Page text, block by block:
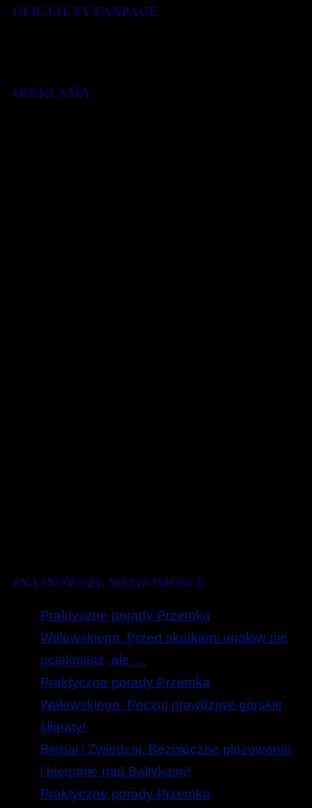
OFICJALNY FANPAGE
#REKLAMA
#NAJNOWSZE WIADOMOŚCI
Praktyczne porady Przemka
Walewskiego. Przed skutkami upałów nie
uciekniesz, ale …
Praktyczne porady Przemka
Walewskiego. Poczuj prawdziwe górskie
klimaty!
Biegaj i Zwiedzaj. Bezpieczne plażowanie
i bieganie nad Bałtykiem!
Praktyczne porady Przemka